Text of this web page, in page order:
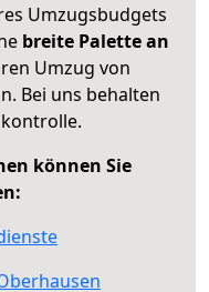
Umzugsbudgets
breite Palette an
Umzug von
Bei uns behalten
können Sie